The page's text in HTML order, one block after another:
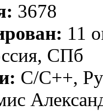
3678
11
СПб
C/C++,